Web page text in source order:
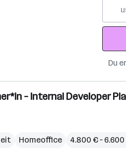
Du
– Internal Developer
Homeoffice 4.800 € –